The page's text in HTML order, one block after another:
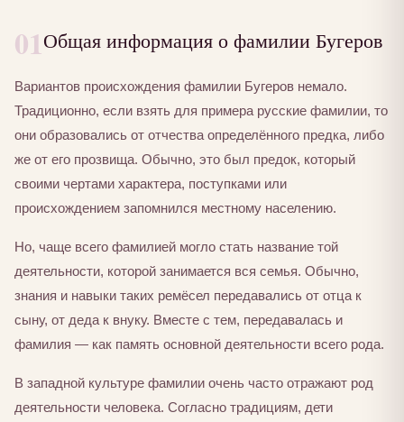
01Общая информация о фамилии Бугеров
Вариантов происхождения фамилии Бугеров немало.
Традиционно, если взять для примера русские фамилии, то
они образовались от отчества определённого предка, либо
же от его прозвища. Обычно, это был предок, который
своими чертами характера, поступками или
происхождением запомнился местному населению.
Но, чаще всего фамилией могло стать название той
деятельности, которой занимается вся семья. Обычно,
знания и навыки таких ремёсел передавались от отца к
сыну, от деда к внуку. Вместе с тем, передавалась и
фамилия — как память основной деятельности всего рода.
В западной культуре фамилии очень часто отражают род
деятельности человека. Согласно традициям, дети